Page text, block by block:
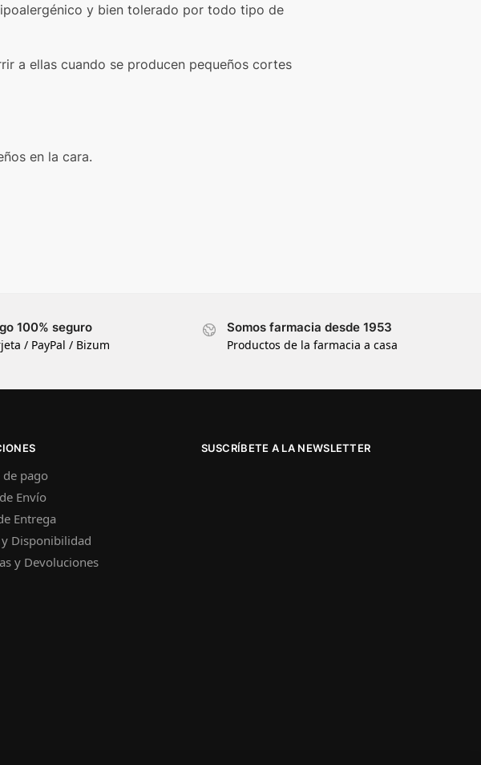
y bien tolerado por todo tipo de
a ellas cuando se producen pequeños cortes
en la cara.
100% seguro
/ PayPal / Bizum
Somos farmacia desde 1953
Productos de la farmacia a casa
de pago
Envío
Entrega
y Disponibilidad
y Devoluciones
SUSCRÍBETE A LA NEWSLETTER